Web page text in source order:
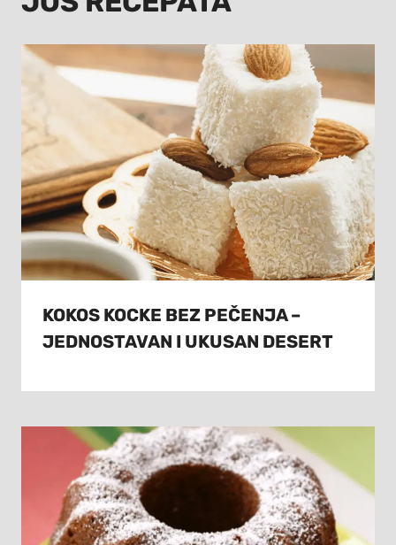
KOKOS KOCKE BEZ PEČENJA –
JEDNOSTAVAN I UKUSAN DESERT